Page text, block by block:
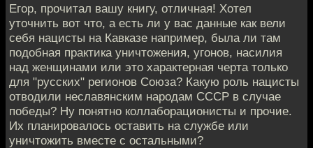
Егор, прочитал вашу книгу, отличная! Хотел
уточнить вот что, а есть ли у вас данные как вели
себя нацисты на Кавказе например, была ли там
подобная практика уничтожения, угонов, насилия
над женщинами или это характерная черта только
для "русских" регионов Союза? Какую роль нацисты
отводили неславянским народам СССР в случае
победы? Ну понятно коллаборационисты и прочие.
Их планировалось оставить на службе или
уничтожить вместе с остальными?